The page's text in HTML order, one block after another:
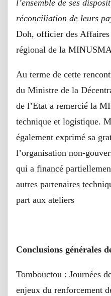
l’ensemble de ses
réconciliation de leurs
Doh, officier des
régional de la
Au terme de cette
du Ministre de la
de l’Etat a remercié la
technique et logistique.
également exprimé sa
l’organisation non-
qui a financé
autres partenaires
part aux ateliers
Conclusions générales
Tombouctou : Journées
enjeux du renforcement